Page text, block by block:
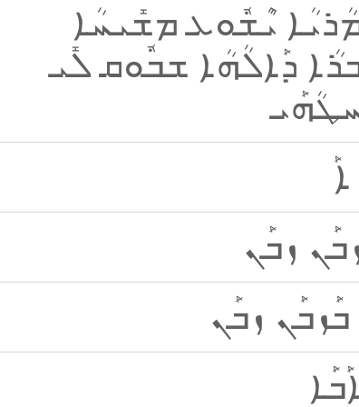
ܝܶܫܽܘܥ ܡܫܺܝܚܳܐ
ܕܰܐܠܳܗܳܐ ܫܒܽܘܩ ܠܺܝ
ܐܰ
ܙܒܰܢ
ܒܰܙܒܰܢ ܙܒܰܢ